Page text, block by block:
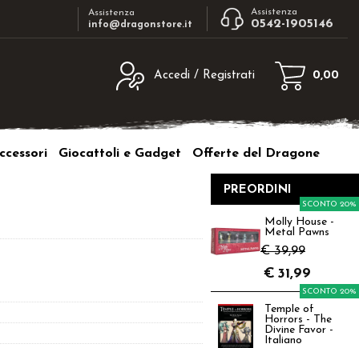
Assistenza
info@dragonstore.it
Assistenza
0542-1905146
Accedi / Registrati
e poi clicca sul
sito clicca sul pulsante "Registrati"
0,00
Giocattoli e Gadget Offerte del Dragone
PREORDINI
Molly House -
Metal Pawns
€ 39,99
SCONTO 20%
€ 31,99
Temple of
Horrors - The
Divine Favor -
Italiano
SCONTO 20%